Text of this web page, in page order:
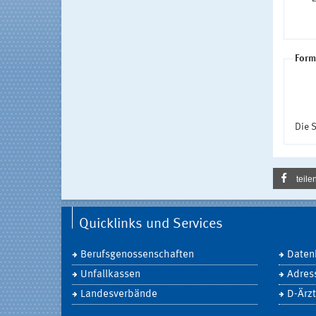
Die
Quicklinks und Services
Berufsgenossenschaften
Unfallkassen
Landesverbände
D-